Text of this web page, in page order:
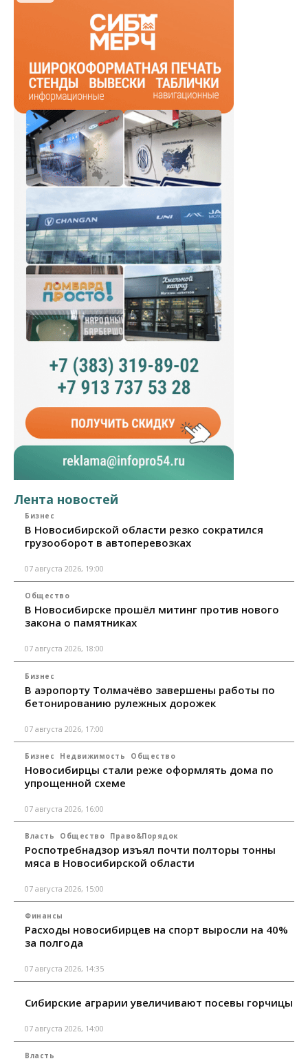
Лента новостей
Бизнес
В Новосибирской области резко сократился
грузооборот в автоперевозках
07 августа 2026, 19:00
Общество
В Новосибирске прошёл митинг против нового
закона о памятниках
07 августа 2026, 18:00
Бизнес
В аэропорту Толмачёво завершены работы по
бетонированию рулежных дорожек
07 августа 2026, 17:00
Бизнес Недвижимость Общество
Новосибирцы стали реже оформлять дома по
упрощенной схеме
07 августа 2026, 16:00
Власть Общество Право&Порядок
Роспотребнадзор изъял почти полторы тонны
мяса в Новосибирской области
07 августа 2026, 15:00
Финансы
Расходы новосибирцев на спорт выросли на 40%
за полгода
07 августа 2026, 14:35
Сибирские аграрии увеличивают посевы горчицы
07 августа 2026, 14:00
Власть